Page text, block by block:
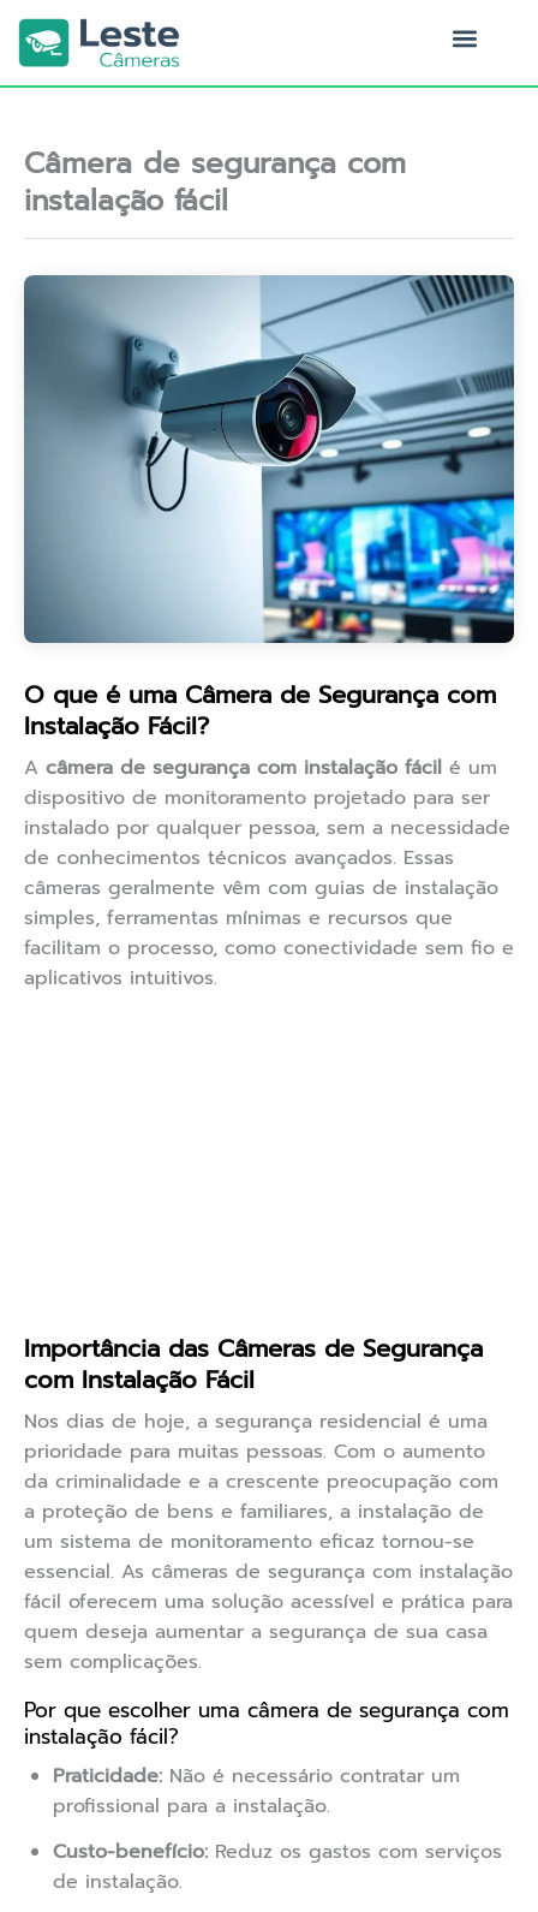
para
conteúdo
Câmera de segurança com
instalação fácil
O que é uma Câmera de Segurança com
Instalação Fácil?
A câmera de segurança com instalação fácil é um
dispositivo de monitoramento projetado para ser
instalado por qualquer pessoa, sem a necessidade
de conhecimentos técnicos avançados. Essas
câmeras geralmente vêm com guias de instalação
simples, ferramentas mínimas e recursos que
facilitam o processo, como conectividade sem fio e
aplicativos intuitivos.
Importância das Câmeras de Segurança
com Instalação Fácil
Nos dias de hoje, a segurança residencial é uma
prioridade para muitas pessoas. Com o aumento
da criminalidade e a crescente preocupação com
a proteção de bens e familiares, a instalação de
um sistema de monitoramento eficaz tornou-se
essencial. As câmeras de segurança com instalação
fácil oferecem uma solução acessível e prática para
quem deseja aumentar a segurança de sua casa
sem complicações.
Por que escolher uma câmera de segurança com
instalação fácil?
Praticidade: Não é necessário contratar um
profissional para a instalação.
Custo-benefício: Reduz os gastos com serviços
de instalação.